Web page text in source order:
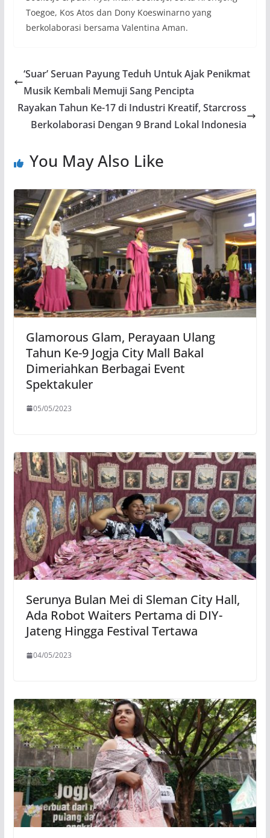
Toegoe, Kos Atos dan Dony Koeswinarno yang
berkolaborasi bersama Valentina Aman.
‘Suar’ Seruan Payung Teduh Untuk Ajak Penikmat
Musik Kembali Memuji Sang Pencipta
Rayakan Tahun Ke-17 di Industri Kreatif, Starcross
Berkolaborasi Dengan 9 Brand Lokal Indonesia
You May Also Like
Glamorous Glam, Perayaan Ulang
Tahun Ke-9 Jogja City Mall Bakal
Dimeriahkan Berbagai Event
Spektakuler
05/05/2023
Serunya Bulan Mei di Sleman City Hall,
Ada Robot Waiters Pertama di DIY-
Jateng Hingga Festival Tertawa
04/05/2023